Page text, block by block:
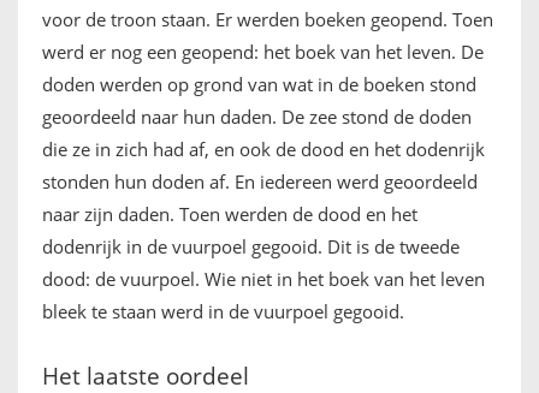
voor de troon staan. Er werden boeken geopend. Toen
werd er nog een geopend: het boek van het leven. De
doden werden op grond van wat in de boeken stond
geoordeeld naar hun daden. De zee stond de doden
die ze in zich had af, en ook de dood en het dodenrijk
stonden hun doden af. En iedereen werd geoordeeld
naar zijn daden. Toen werden de dood en het
dodenrijk in de vuurpoel gegooid. Dit is de tweede
dood: de vuurpoel. Wie niet in het boek van het leven
bleek te staan werd in de vuurpoel gegooid.
Het laatste oordeel